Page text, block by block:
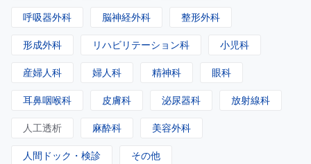
呼吸器外科 脳神経外科 整形外科
形成外科 リハビリテーション科 小児科
産婦人科 婦人科 精神科 眼科
耳鼻咽喉科 皮膚科 泌尿器科 放射線科
人工透析 麻酔科 美容外科
人間ドック・検診 その他